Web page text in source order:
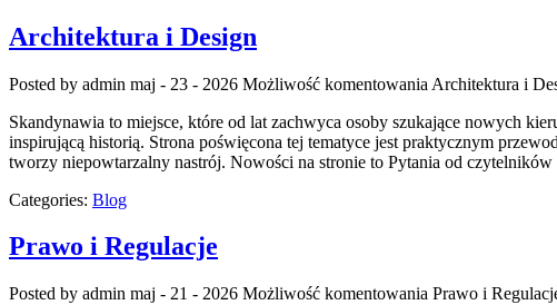
Architektura i Design
Posted by admin maj - 23 - 2026 Możliwość komentowania Architektura i
Skandynawia to miejsce, które od lat zachwyca osoby szukające nowych
inspirującą historią. Strona poświęcona tej tematyce jest praktycznym
tworzy niepowtarzalny nastrój. Nowości na stronie to Pytania od
Categories: Blog
Prawo i Regulacje
Posted by admin maj - 21 - 2026 Możliwość komentowania Prawo i